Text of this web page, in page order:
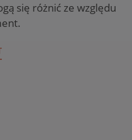
się różnić ze względu